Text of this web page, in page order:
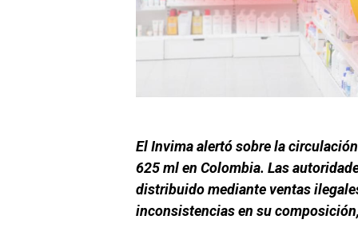
El Invima alertó sobre la
625 ml en Colombia. Las
distribuido mediante ventas
inconsistencias en su